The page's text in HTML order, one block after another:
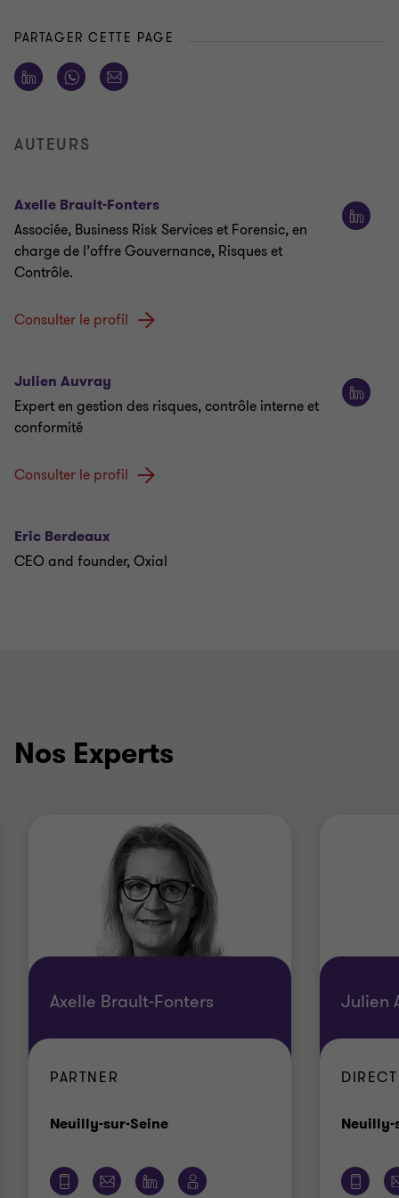
PARTAGER CETTE PAGE
AUTEURS
Axelle Brault-Fonters
Associée, Business Risk Services et Forensic, en
charge de l’offre Gouvernance, Risques et
Contrôle.
Consulter le profil
Julien Auvray
Expert en gestion des risques, contrôle interne et
conformité
Consulter le profil
Eric Berdeaux
CEO and founder, Oxial
Nos Experts
Axelle Brault-Fonters
PARTNER
Neuilly-sur-SeineBureau
Julien
Neuilly-